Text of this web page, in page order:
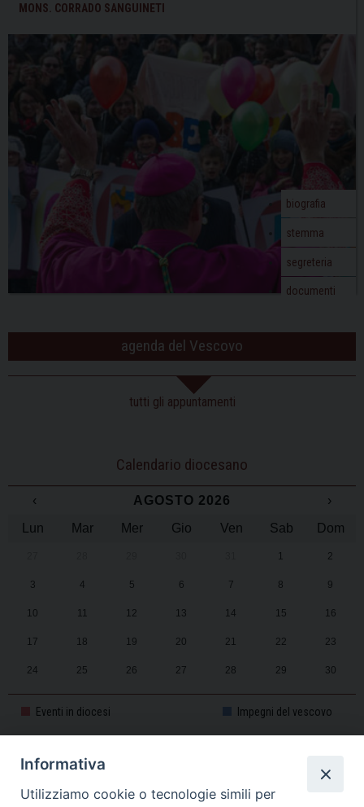
MONS. CORRADO SANGUINETI
biografia
stemma
segreteria
documenti
agenda del Vescovo
tutti gli appuntamenti
Calendario diocesano
‹ AGOSTO 2026
›
Lun
Mar Mer Gio Ven Sab Dom
1 2
3 4 5 6 7 8 9
10 11 12 13 14 15 16
17 18 19 20 21 22 23
24 25 26 27 28 29 30
Eventi in diocesi Impegni del vescovo
CALENDARIO PASTORALE 2025-2026
Informativa
Utilizziamo cookie o tecnologie simili per